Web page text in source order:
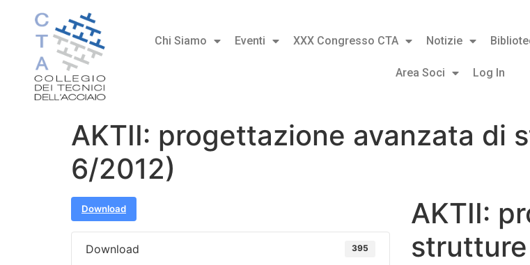
Chi Siamo Eventi XXX Congresso CTA Notizie
Area Soci Log In
AKTII: progettazione avanzata di
6/2012)
Download
Download 395
AKTII: